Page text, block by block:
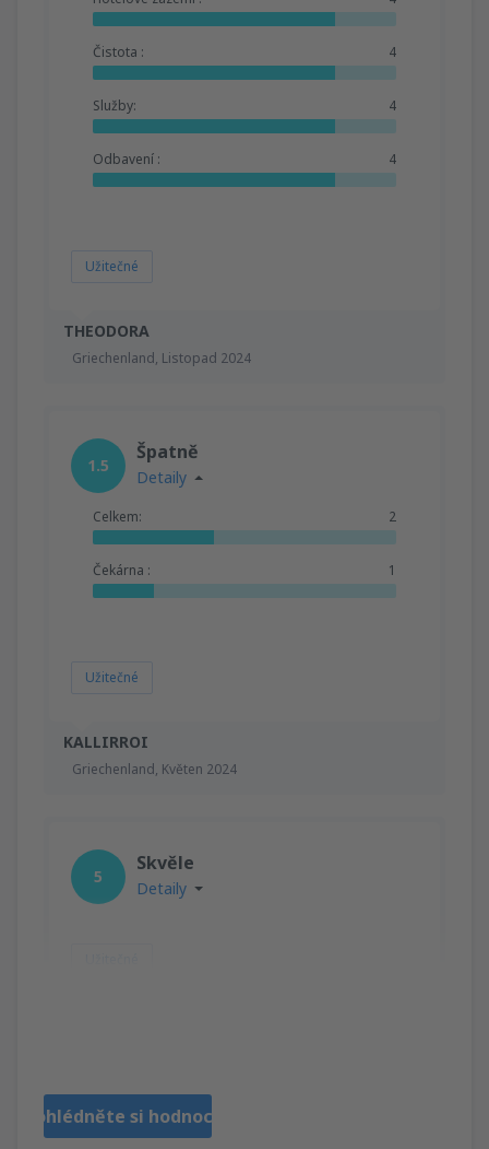
THEODORA
Griechenland, Listopad 2024
Čistota : 4
Služby: 4
Odbavení : 4
Užitečné
KALLIRROI
Griechenland, Květen 2024
1.5
Špatně
Detaily
Celkem: 2
Čekárna : 1
Užitečné
5
Skvěle
Detaily
Prohlédněte si hodnocení